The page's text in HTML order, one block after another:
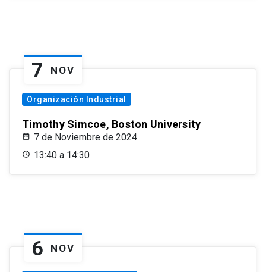
7 NOV
Organización Industrial
Timothy Simcoe, Boston University
7 de Noviembre de 2024
13:40 a 14:30
6 NOV